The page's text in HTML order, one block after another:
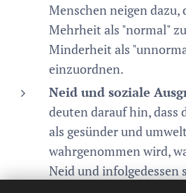
Menschen neigen dazu,
Mehrheit als "normal"
Minderheit als
einzuordnen.
Neid und soziale
deuten darauf hin, dass
als gesünder und
wahrgenommen wird,
Neid und infolgedessen